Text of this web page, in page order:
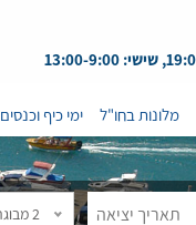
מלונות בחו"ל ימי כיף וכנסים
2 מבוגרים